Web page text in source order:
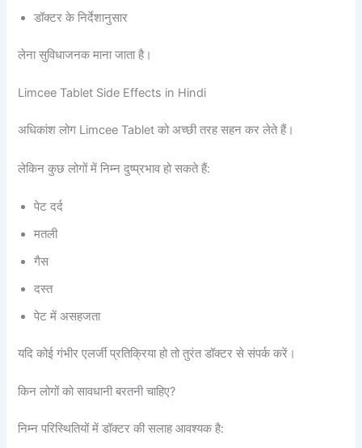
डॉक्टर के निर्देशानुसार
लेना सुविधाजनक माना जाता है।
Limcee Tablet Side Effects in Hindi
अधिकांश लोग Limcee Tablet को अच्छी तरह सहन कर लेते हैं।
लेकिन कुछ लोगों में निम्न दुष्प्रभाव हो सकते हैं:
पेट दर्द
मतली
गैस
दस्त
पेट में असहजता
यदि कोई गंभीर एलर्जी प्रतिक्रिया हो तो तुरंत डॉक्टर से संपर्क करें।
किन लोगों को सावधानी बरतनी चाहिए?
निम्न परिस्थितियों में डॉक्टर की सलाह आवश्यक है: